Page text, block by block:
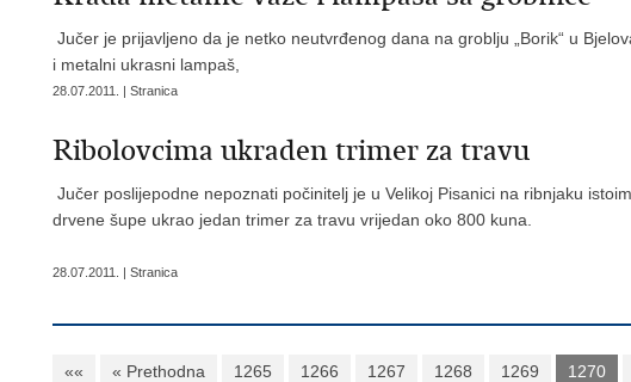
Jučer je prijavljeno da je netko neutvrđenog dana na groblju „Borik“ u
i metalni ukrasni lampaš,
28.07.2011. | Stranica
Ribolovcima ukraden trimer za travu
Jučer poslijepodne nepoznati počinitelj je u Velikoj Pisanici na ribnjaku
drvene šupe ukrao jedan trimer za travu vrijedan oko 800 kuna.
28.07.2011. | Stranica
«« « Prethodna 1265 1266 1267 1268 1269 1270